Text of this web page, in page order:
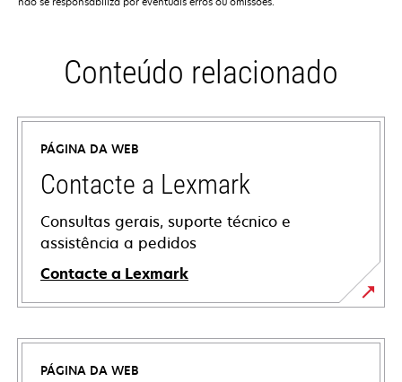
Conteúdo relacionado
PÁGINA DA WEB
Contacte a Lexmark
Consultas gerais, suporte técnico e
assistência a pedidos
Contacte a Lexmark
PÁGINA DA WEB